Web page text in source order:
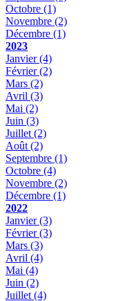
Octobre (1)
Novembre (2)
Décembre (1)
2023
Janvier(4)
Février(2)
Mars (2)
Avril (3)
Mai (2)
Juin (3)
Juillet (2)
Août (2)
Septembre (1)
Octobre (4)
Novembre (2)
Décembre (1)
2022
Janvier(3)
Février(3)
Mars (3)
Avril (4)
Mai (4)
Juin (2)
Juillet (4)